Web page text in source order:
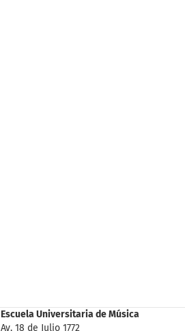
Escuela Universitaria de Música
Av. 18 de Julio 1772